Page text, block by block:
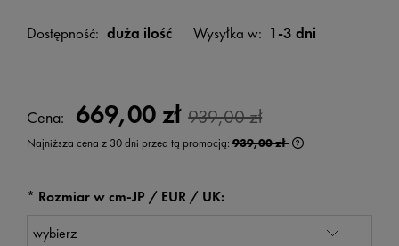
Dostępność: duża ilość Wysyłka w: 1-3 dni
Cena: 669,00 zł 939,00 zł
Najniższa cena z 30 dni przed tą promocją: 939,00 zł
* Rozmiar w cm-JP / EUR / UK: